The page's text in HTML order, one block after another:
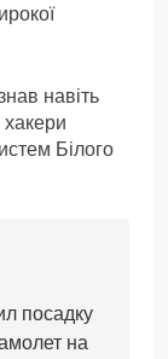
навіть
хакери
Білого
посадку
на